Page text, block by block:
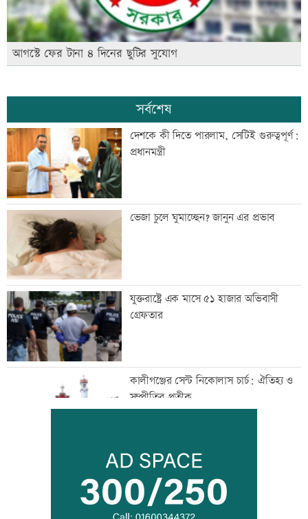
আগস্টে ফের টানা ৪ দিনের ছুটির সুযোগ
সর্বশেষ
দেশকে কী দিতে পারলাম, সেটিই গুরুত্বপূর্ণ:
প্রধানমন্ত্রী
ভেজা চুলে ঘুমাচ্ছেন? জানুন এর প্রভাব
যুক্তরাষ্ট্রে এক মাসে ৫১ হাজার অভিবাসী
গ্রেফতার
কালীগঞ্জের সেন্ট নিকোলাস চার্চ: ঐতিহ্য ও
সম্প্রীতির প্রতীক
‘শিশুদের সুস্থ বিকাশে নিয়মিত স্বাস্থ্য পরীক্ষা
গুরুত্বপূর্ণ’